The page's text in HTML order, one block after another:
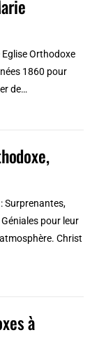
Orthodoxe
1860 pour
de…
Surprenantes,
pour leur
Christ
à